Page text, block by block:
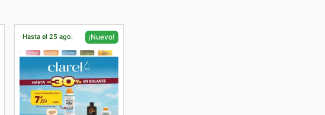
Hasta el 25 ago. ¡Nuevo!